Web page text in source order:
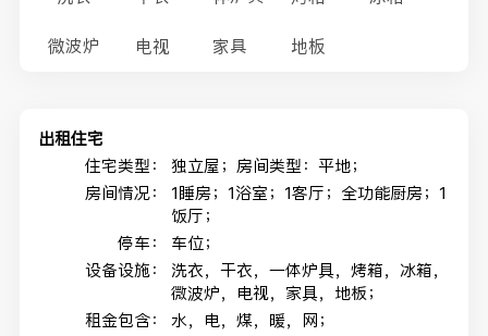
微波炉 电视 家具 地板
出租住宅
住宅类型：
独立屋；房间类型：平地；
房间情况：
1睡房；1浴室；1客厅；全功能厨房；1
饭厅；
停车：
车位；
设备设施：
洗衣，干衣，一体炉具，烤箱，冰箱，
微波炉，电视，家具，地板；
租金包含：
水，电，煤，暖，网；